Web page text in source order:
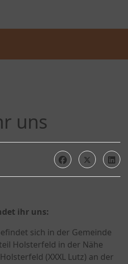
uns
ihr uns:
sich in der Gemeinde
Holsterfeld in der Nähe
(XXXL Lutz) an der